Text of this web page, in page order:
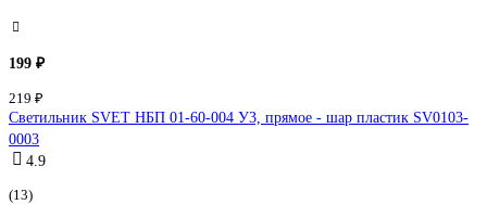
199 ₽
219 ₽
Светильник SVET НБП 01-60-004 У3, прямое - шар пластик SV0103-
0003
4.9
(13)